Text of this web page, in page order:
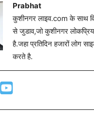
Prabhat
कुशीनगर लाइव.com के साथ
से जुडाव,जो कुशीनगर
है.जहा प्रतिदिन हजारों लोग
करते है.